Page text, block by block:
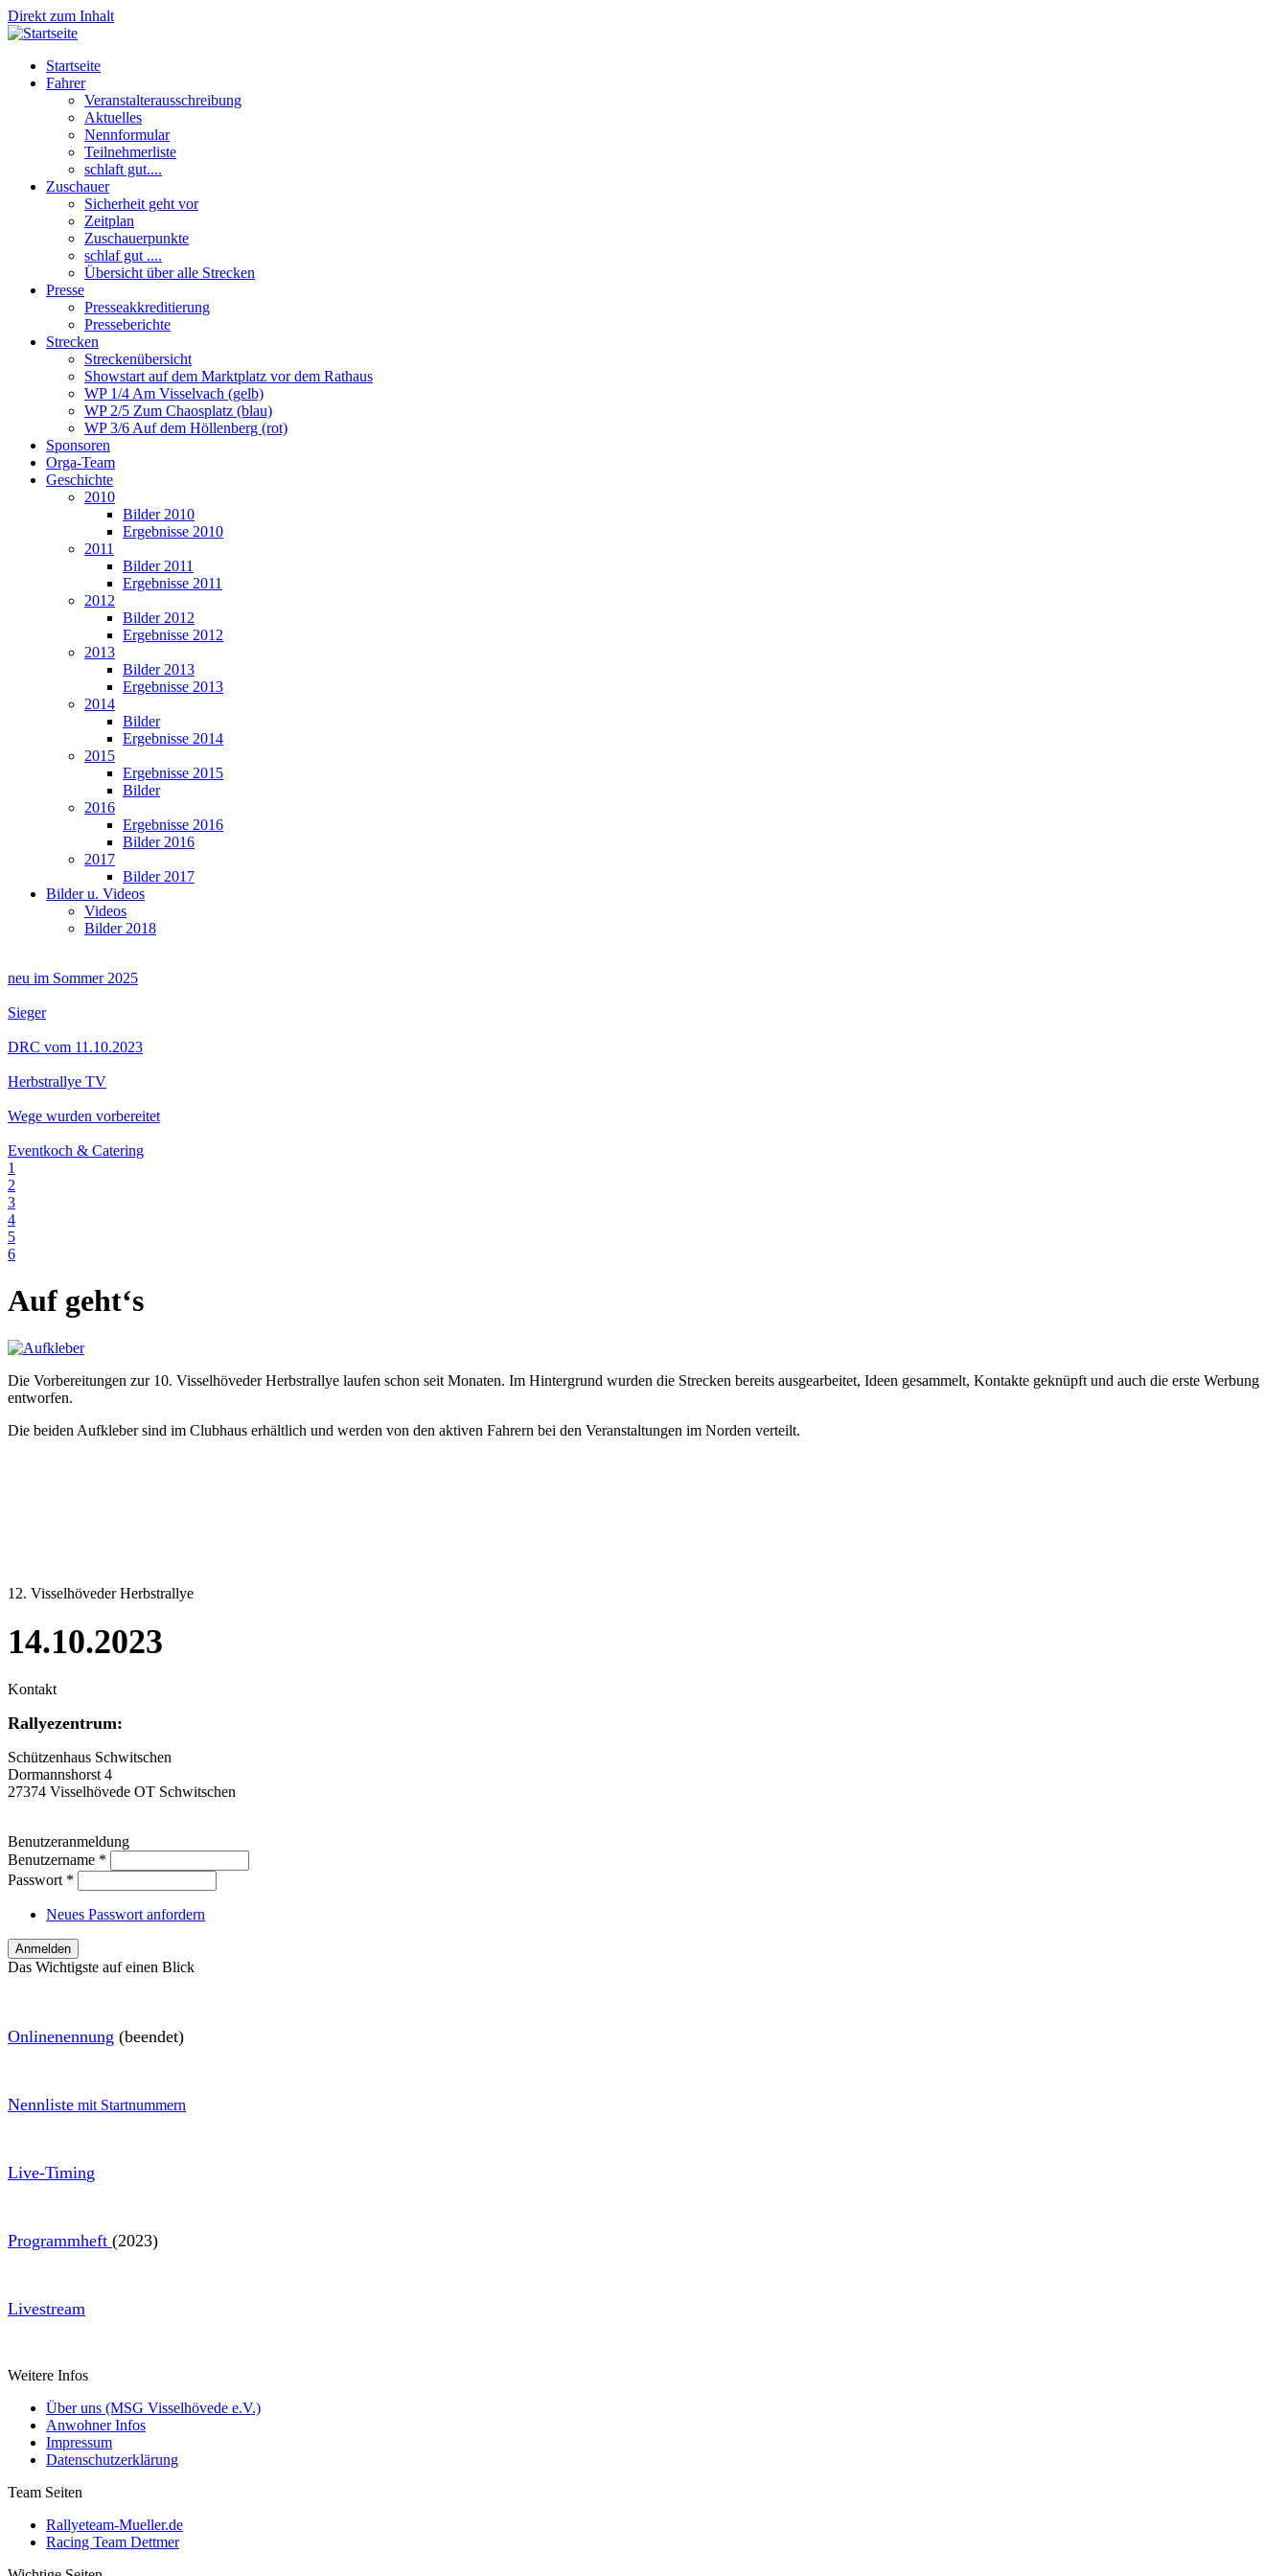
Direkt zum Inhalt
Startseite
Fahrer
Veranstalterausschreibung
Aktuelles
Nennformular
Teilnehmerliste
schlaft gut....
Zuschauer
Sicherheit geht vor
Zeitplan
Zuschauerpunkte
schlaf gut ....
Übersicht über alle Strecken
Presse
Presseakkreditierung
Presseberichte
Strecken
Streckenübersicht
Showstart auf dem Marktplatz vor dem Rathaus
WP 1/4 Am Visselvach (gelb)
WP 2/5 Zum Chaosplatz (blau)
WP 3/6 Auf dem Höllenberg (rot)
Sponsoren
Orga-Team
Geschichte
2010
Bilder 2010
Ergebnisse 2010
2011
Bilder 2011
Ergebnisse 2011
2012
Bilder 2012
Ergebnisse 2012
2013
Bilder 2013
Ergebnisse 2013
2014
Bilder
Ergebnisse 2014
2015
Ergebnisse 2015
Bilder
2016
Ergebnisse 2016
Bilder 2016
2017
Bilder 2017
Bilder u. Videos
Videos
Bilder 2018
neu im Sommer 2025
Sieger
DRC vom 11.10.2023
Herbstrallye TV
Wege wurden vorbereitet
Eventkoch & Catering
1
2
3
4
5
6
Auf geht‘s
Die Vorbereitungen zur 10. Visselhöveder Herbstrallye laufen schon seit Monaten. Im Hintergrund wurden die Strecken bereits ausgearbeitet, Ideen gesammelt, Kontakte geknüpft und auch die erste Werbung
entworfen.
Die beiden Aufkleber sind im Clubhaus erhältlich und werden von den aktiven Fahrern bei den Veranstaltungen im Norden verteilt.
12. Visselhöveder Herbstrallye
14.10.2023
Kontakt
Rallyezentrum:
Schützenhaus Schwitschen
Dormannshorst 4
27374 Visselhövede OT Schwitschen
Benutzeranmeldung
Benutzername *
Passwort *
Neues Passwort anfordern
Das Wichtigste auf einen Blick
Onlinenennung (beendet)
Nennliste mit Startnummern
Live-Timing
Programmheft (2023)
Livestream
Weitere Infos
Über uns (MSG Visselhövede e.V.)
Anwohner Infos
Impressum
Datenschutzerklärung
Team Seiten
Rallyeteam-Mueller.de
Racing Team Dettmer